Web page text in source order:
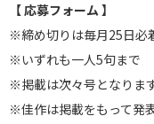
【 応募フォーム 】
※締め切りは毎月25日必
※いずれも一人5句まで
※掲載は次々号となりま
※佳作は掲載をもって発